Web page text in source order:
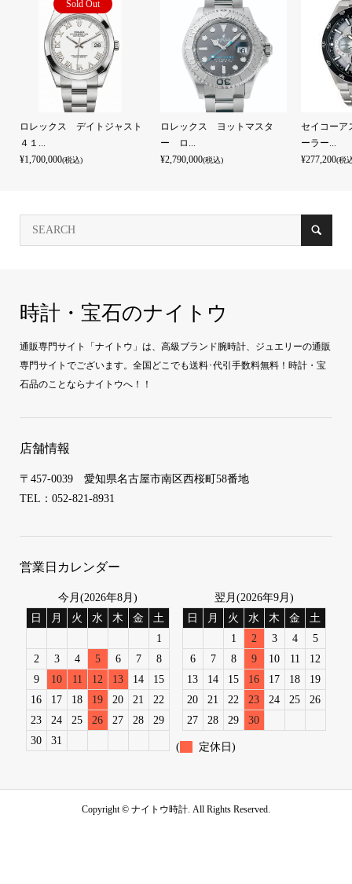
ロレックス ヨットマスタ
ー ロ...
¥2,790,000(税込)
セイコーアストロン GPSソ
ーラー...
¥277,200(税込)
セイコー
ーラー...
¥316,800(税
時計・宝石のナイトウ
通販専門サイト「ナイトウ」は、高級ブランド腕時計、ジュエリーの通販
専門サイトでございます。全国どこでも送料･代引手数料無料！時計・宝
石品のことならナイトウへ！！
店舗情報
〒457-0039 愛知県名古屋市南区西桜町58番地
TEL：052-821-8931
営業日カレンダー
今月(2026年8月)
日
月 火 水 木 金
土
1
2
3 4 5 6 7
8
9
10 11 12 13 14
15
16
17 18 19 20 21
22
23
24 25 26 27 28
29
30
31
翌月(2026年9月)
日
月 火 水 木 金
土
1
2 3 4
5
6
7 8 9 10 11
12
13
14 15 16 17 18
19
20
21 22 23 24 25
26
27
28 29 30
( 定休日)
Copyright © ナイトウ時計. All Rights Reserved.